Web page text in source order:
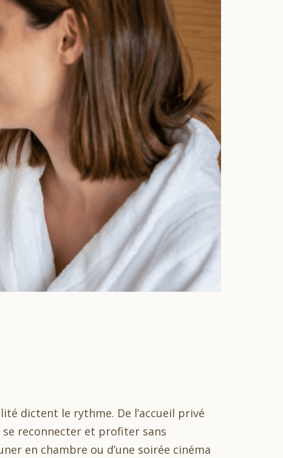
dictent le rythme. De l’accueil privé
reconnecter et profiter sans
en chambre ou d’une soirée cinéma